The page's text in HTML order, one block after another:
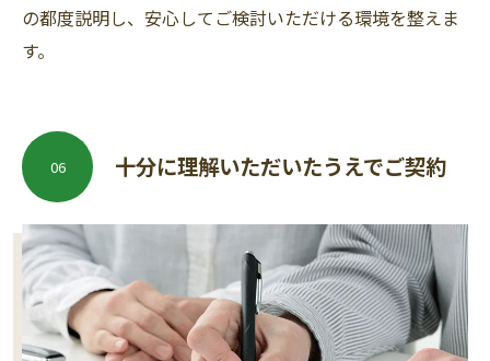
の都度説明し、安心してご検討いただける環境を整えま
す。
十分に理解いただいたうえでご契約
06